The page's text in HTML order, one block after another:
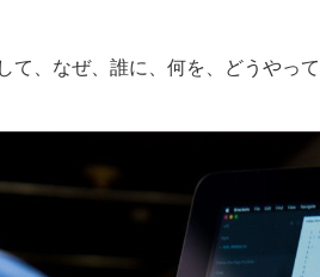
て、なぜ、誰に、何を、どうやっ